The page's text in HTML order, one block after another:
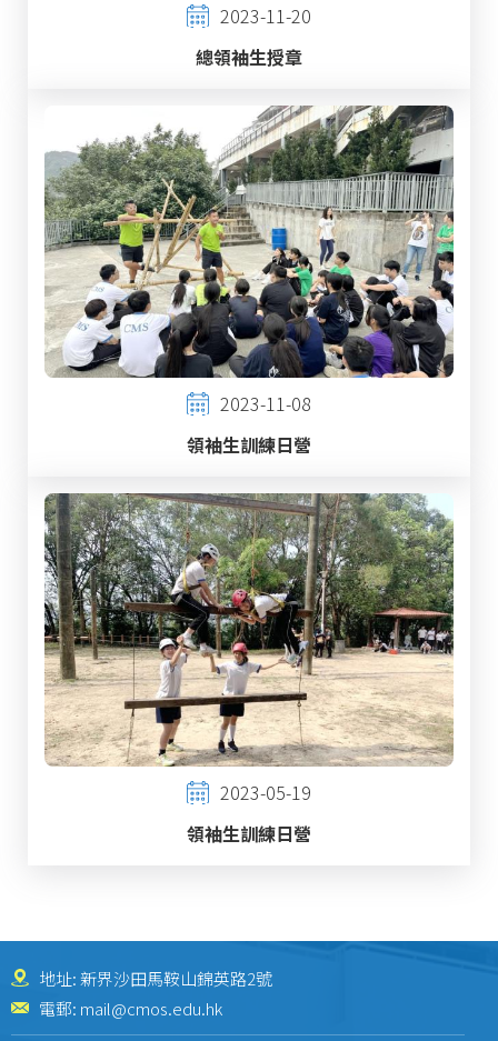
2023-11-20
總領袖生授章
2023-11-08
領袖生訓練日營
2023-05-19
領袖生訓練日營
地址: 新界沙田馬鞍山錦英路2號
電郵: mail@cmos.edu.hk